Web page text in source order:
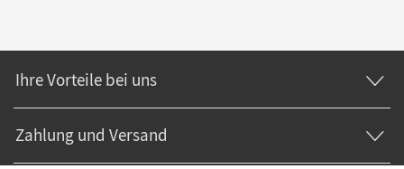
Ihre Vorteile bei uns
Zahlung und Versand